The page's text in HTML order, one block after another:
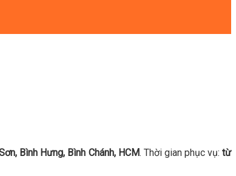
Bình Hưng, Bình Chánh, HCM. Thời gian phục vụ:từ